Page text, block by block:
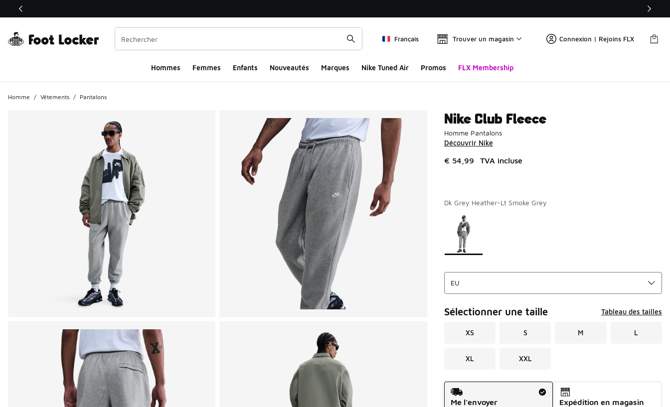
Ce lien ouvrira une nouvelle fenêtre
Français Trouver un magasin Connexion | Rejoins FLX
Hommes​ Femmes Enfants Nouveautés Marques Nike Tuned Air Promos FLX Membership
Homme / Vêtements / Pantalons
Nike Club Fleece
Homme Pantalons
Découvrir Nike
€ 54,99 TVA incluse
Dk Grey Heather-Lt Smoke Grey
Page 1 sur 1 affichant 1 à 1 des 1 couleurs.
Merci de sélectionner un style
Sélectionner une taille Tableau des tailles
XS S M L
XL XXL
Mode d'expédition
Me l'envoyer
Expédition en magasin